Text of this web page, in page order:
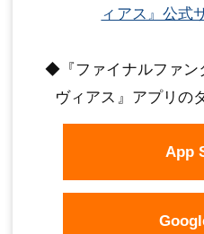
ィアス』公式
◆『ファイナルファン
ヴィアス』アプリの
App